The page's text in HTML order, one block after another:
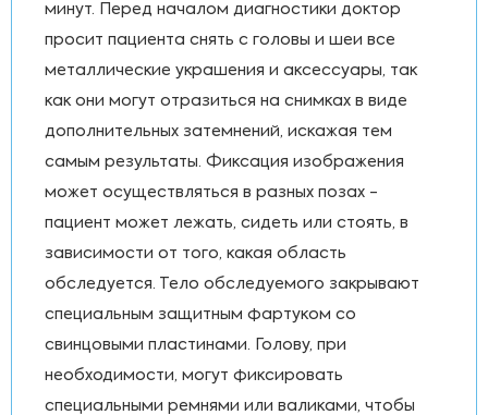
минут. Перед началом диагностики доктор
просит пациента снять с головы и шеи все
металлические украшения и аксессуары, так
как они могут отразиться на снимках в виде
дополнительных затемнений, искажая тем
самым результаты. Фиксация изображения
может осуществляться в разных позах -
пациент может лежать, сидеть или стоять, в
зависимости от того, какая область
обследуется. Тело обследуемого закрывают
специальным защитным фартуком со
свинцовыми пластинами. Голову, при
необходимости, могут фиксировать
специальными ремнями или валиками, чтобы